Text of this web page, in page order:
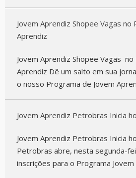
Jovem Aprendiz Shopee Vagas
Aprendiz
Jovem Aprendiz Shopee Vagas
Aprendiz Dê um salto em sua
o nosso Programa de Jovem
Jovem Aprendiz Petrobras Inicia
Jovem Aprendiz Petrobras Inicia
Petrobras abre, nesta segunda-
inscrições para o Programa Jovem